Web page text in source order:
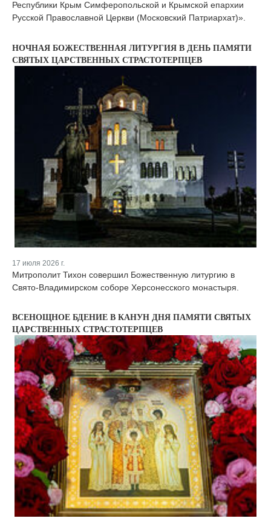
Республики Крым Симферопольской и Крымской епархии
Русской Православной Церкви (Московский Патриархат)».
НОЧНАЯ БОЖЕСТВЕННАЯ ЛИТУРГИЯ В ДЕНЬ ПАМЯТИ
СВЯТЫХ ЦАРСТВЕННЫХ СТРАСТОТЕРПЦЕВ
17 июля 2026 г.
Митрополит Тихон совершил Божественную литургию в
Свято-Владимирском соборе Херсонесского монастыря.
ВСЕНОЩНОЕ БДЕНИЕ В КАНУН ДНЯ ПАМЯТИ СВЯТЫХ
ЦАРСТВЕННЫХ СТРАСТОТЕРПЦЕВ